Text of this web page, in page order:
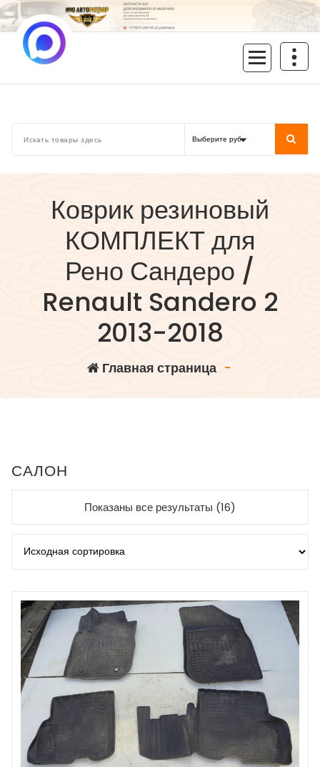
Перейти
к
содержимому
Коврик резиновый
КОМПЛЕКТ для
Рено Сандеро /
Renault Sandero 2
2013-2018
Главная страница-
САЛОН
Показаны все результаты (16)